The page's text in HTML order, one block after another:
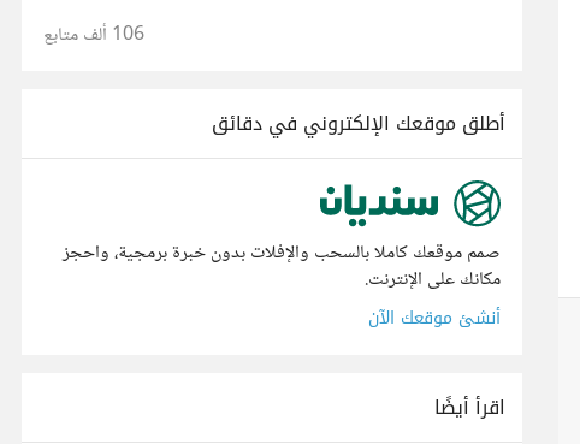
106 ألف متابع
أطلق موقعك الإلكتروني في دقائق
صمم موقعك كاملا بالسحب والإفلات بدون خبرة برمجية، واحجز
مكانك على الإنترنت.
أنشئ موقعك الآن
اقرأ أيضًا